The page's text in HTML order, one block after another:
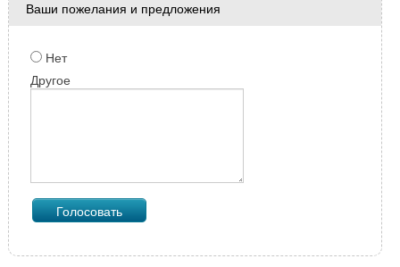
Ваши пожелания и предложения
Нет
Другое